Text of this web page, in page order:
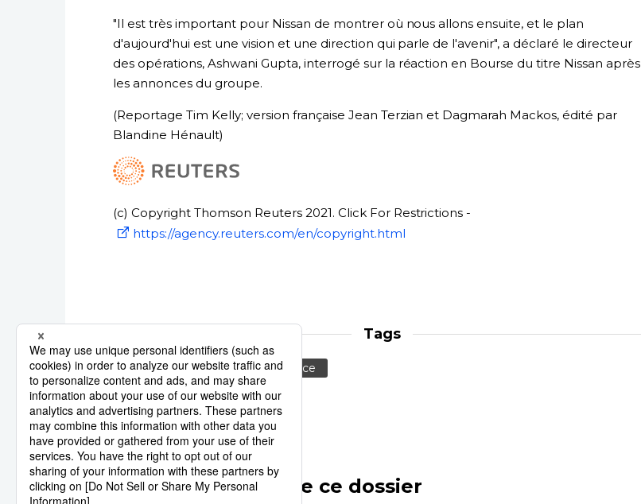
"Il est très important pour Nissan de montrer où nous allons ensuite, et le plan
d'aujourd'hui est une vision et une direction qui parle de l'avenir", a déclaré le directeur
des opérations, Ashwani Gupta, interrogé sur la réaction en Bourse du titre Nissan après
les annonces du groupe.
(Reportage Tim Kelly; version française Jean Terzian et Dagmarah Mackos, édité par
Blandine Hénault)
(c) Copyright Thomson Reuters 2021. Click For Restrictions -
https://agency.reuters.com/en/copyright.html
Tags
Reuters Europe France
Autres articles de ce dossier